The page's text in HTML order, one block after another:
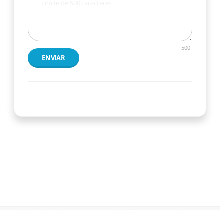
500
ENVIAR